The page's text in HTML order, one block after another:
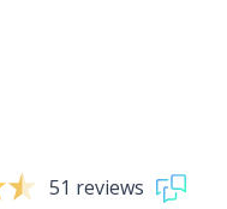
51 reviews